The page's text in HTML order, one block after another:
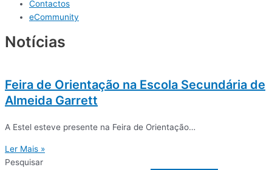
Contactos
eCommunity
Notícias
Feira de Orientação na Escola Secundária de
Almeida Garrett
A Estel esteve presente na Feira de Orientação…
Ler Mais »
Pesquisar